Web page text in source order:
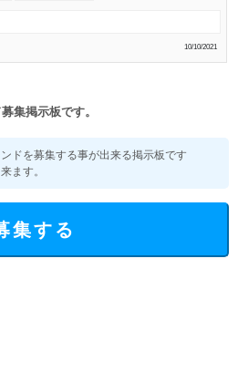
10/10/2021
集掲示板です。
ドを募集する事が出来る掲示板です
ます。
集する